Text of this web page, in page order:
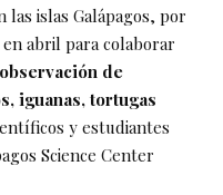
las islas Galápagos, por
abril para colaborar
observación de
iguanas, tortugas
y estudiantes
Science Center